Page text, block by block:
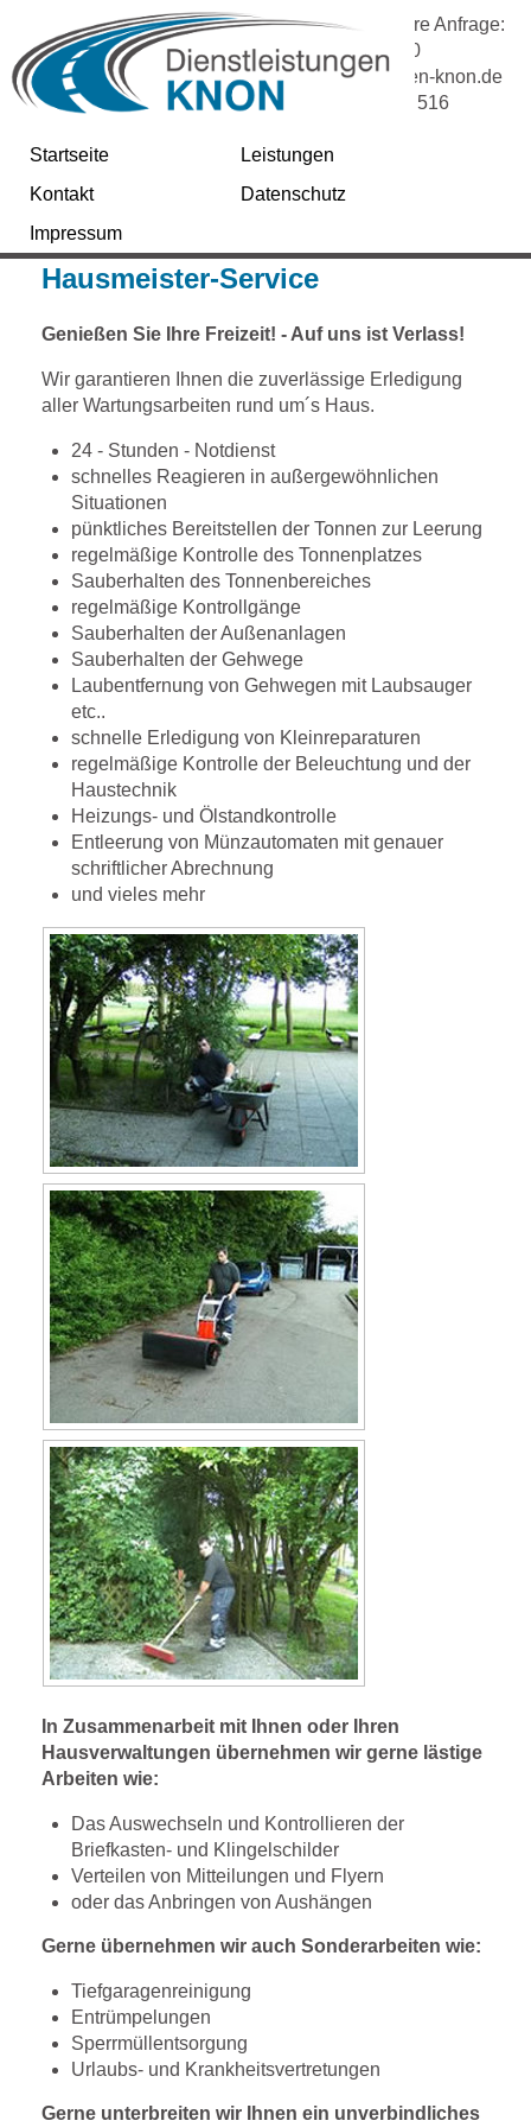
Wir freuen uns auf Ihre Anfrage:
Fon: 08456 / 91543-0
info@dienstleistungen-knon.de
Notruf:
0175 / 22 33 516
Startseite
Leistungen
Kontakt
Datenschutz
Impressum
Hausmeister-Service
Genießen Sie Ihre Freizeit! - Auf uns ist Verlass!
Wir garantieren Ihnen die zuverlässige Erledigung
aller Wartungsarbeiten rund um´s Haus.
24 - Stunden - Notdienst
schnelles Reagieren in außergewöhnlichen
Situationen
pünktliches Bereitstellen der Tonnen zur Leerung
regelmäßige Kontrolle des Tonnenplatzes
Sauberhalten des Tonnenbereiches
regelmäßige Kontrollgänge
Sauberhalten der Außenanlagen
Sauberhalten der Gehwege
Laubentfernung von Gehwegen mit Laubsauger
etc..
schnelle Erledigung von Kleinreparaturen
regelmäßige Kontrolle der Beleuchtung und der
Haustechnik
Heizungs- und Ölstandkontrolle
Entleerung von Münzautomaten mit genauer
schriftlicher Abrechnung
und vieles mehr
In Zusammenarbeit mit Ihnen oder Ihren
Hausverwaltungen übernehmen wir gerne lästige
Arbeiten wie:
Das Auswechseln und Kontrollieren der
Briefkasten- und Klingelschilder
Verteilen von Mitteilungen und Flyern
oder das Anbringen von Aushängen
Gerne übernehmen wir auch Sonderarbeiten wie:
Tiefgaragenreinigung
Entrümpelungen
Sperrmüllentsorgung
Urlaubs- und Krankheitsvertretungen
Gerne unterbreiten wir Ihnen ein unverbindliches